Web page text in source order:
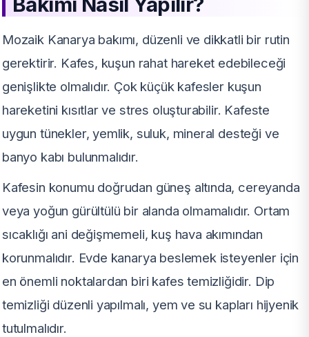
Mozaik Kanarya bakımı, düzenli ve dikkatli bir rutin
gerektirir. Kafes, kuşun rahat hareket edebileceği
genişlikte olmalıdır. Çok küçük kafesler kuşun
hareketini kısıtlar ve stres oluşturabilir. Kafeste
uygun tünekler, yemlik, suluk, mineral desteği ve
banyo kabı bulunmalıdır.
Kafesin konumu doğrudan güneş altında, cereyanda
veya yoğun gürültülü bir alanda olmamalıdır. Ortam
sıcaklığı ani değişmemeli, kuş hava akımından
korunmalıdır. Evde kanarya beslemek isteyenler için
en önemli noktalardan biri kafes temizliğidir. Dip
temizliği düzenli yapılmalı, yem ve su kapları hijyenik
tutulmalıdır.